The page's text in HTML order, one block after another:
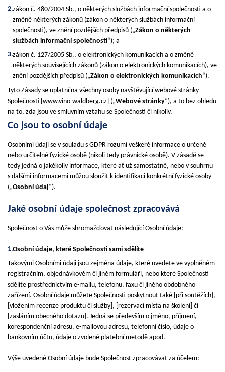
zákon č. 480/2004 Sb., o některých službách informační společnosti a o
změně některých zákonů (zákon o některých službách informační
společnosti), ve znění pozdějších předpisů („Zákon o některých
službách informační společnosti“); a
zákon č. 127/2005 Sb., o elektronických komunikacích a o změně
některých souvisejících zákonů (zákon o elektronických komunikacích), ve
znění pozdějších předpisů („Zákon o elektronických komunikacích“).
Tyto Zásady se uplatní na všechny osoby navštěvující webové stránky
Společnosti [www.vino-waldberg.cz] („Webové stránky“), a to bez ohledu
na to, zda jsou ve smluvním vztahu se Společností či nikoliv.
Co jsou to osobní údaje
Osobními údaji se v souladu s GDPR rozumí veškeré informace o určené
nebo určitelné fyzické osobě (nikoli tedy právnické osobě). V zásadě se
tedy jedná o jakékoliv informace, které ať už samostatně, nebo v souhrnu
s dalšími informacemi můžou sloužit k identifikaci konkrétní fyzické osoby
(„Osobní údaj“).
Jaké osobní údaje společnost zpracovává
Společnost o Vás může shromažďovat následující Osobní údaje:
Osobní údaje, které Společnosti sami sdělíte
Takovými Osobními údaji jsou zejména údaje, které uvedete ve vyplněném
registračním, objednávkovém či jiném formuláři, nebo které Společnosti
sdělíte prostřednictvím e-mailu, telefonu, faxu či jiného obdobného
zařízení. Osobní údaje můžete Společnosti poskytnout také [při soutěžích],
[vložením recenze produktu či služby], [rezervací místa na školení] či
[zasláním obecného dotazu]. Jedná se především o jméno, příjmení,
korespondenční adresu, e-mailovou adresu, telefonní číslo, údaje o
bankovním účtu, údaje o zvolené platební metodě apod.
Výše uvedené Osobní údaje bude Společnost zpracovávat za účelem: